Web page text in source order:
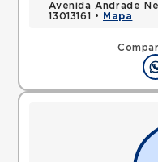
Avenida Andrade
13013161 •
Mapa